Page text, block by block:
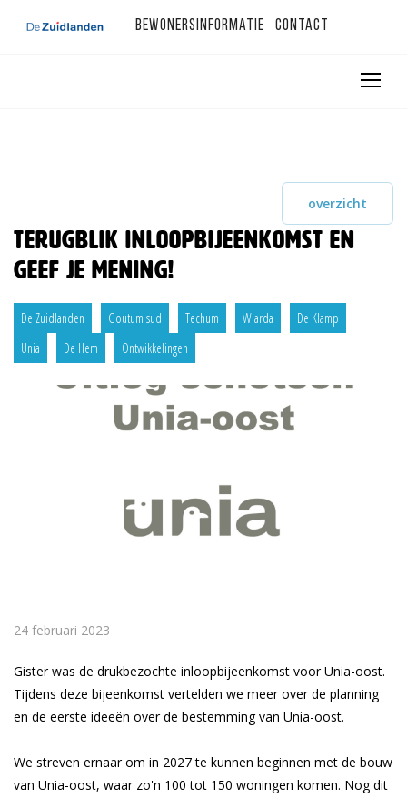
Bewonersinformatie Contact
overzicht
Terugblik inloopbijeenkomst en
geef je mening!
De Zuidlanden Goutum sud Techum Wiarda
De Klamp
Unia
De Hem Ontwikkelingen
24 februari 2023
Gister was de drukbezochte inloopbijeenkomst voor Unia-oost.
Tijdens deze bijeenkomst vertelden we meer over de planning
en de eerste ideeën over de bestemming van Unia-oost.
We streven ernaar om in 2027 te kunnen beginnen met de bouw
van Unia-oost, waar zo'n 100 tot 150 woningen komen. Nog dit